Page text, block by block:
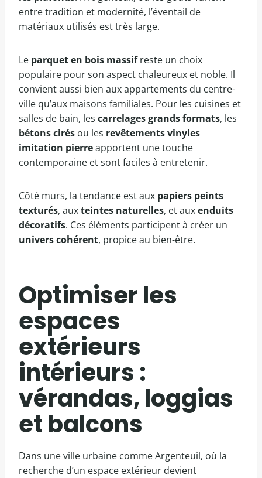
entre tradition et modernité, l’éventail de
matériaux utilisés est très large.
Le parquet en bois massifreste un choix
populaire pour son aspect chaleureux et noble. Il
convient aussi bien aux appartements du centre-
ville qu’aux maisons familiales. Pour les cuisines et
salles de bain, les carrelages grands formats, les
bétons cirés ou les revêtements vinyles
imitation pierreapportent une touche
contemporaine et sont faciles à entretenir.
Côté murs, la tendance est aux papiers peints
texturés, auxteintes naturelles, et auxenduits
décoratifs. Ces éléments participent à créer un
univers cohérent, propice au bien-être.
Optimiser les
espaces
extérieurs
intérieurs :
vérandas, loggias
et balcons
Dans une ville urbaine comme Argenteuil, où la
recherche d’un espace extérieur devient